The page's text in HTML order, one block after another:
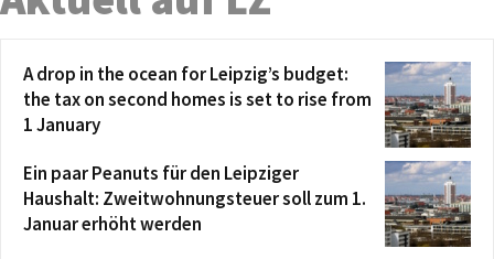
A drop in the ocean for Leipzig’s budget:
the tax on second homes is set to rise from
1 January
Ein paar Peanuts für den Leipziger
Haushalt: Zweitwohnungsteuer soll zum 1.
Januar erhöht werden